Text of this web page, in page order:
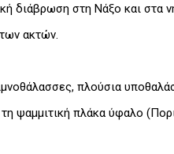
διάβρωση στη Νάξο και στα
ακτών.
πλούσια
τη ψαμμιτική πλάκα ύφαλο